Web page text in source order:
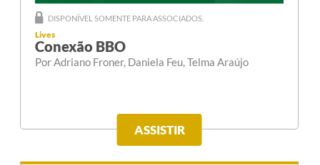
DISPONÍVEL SOMENTE PARA ASSOCIADOS.
Lives
Conexão BBO
Por Adriano Froner, Daniela Feu, Telma Araújo
ASSISTIR